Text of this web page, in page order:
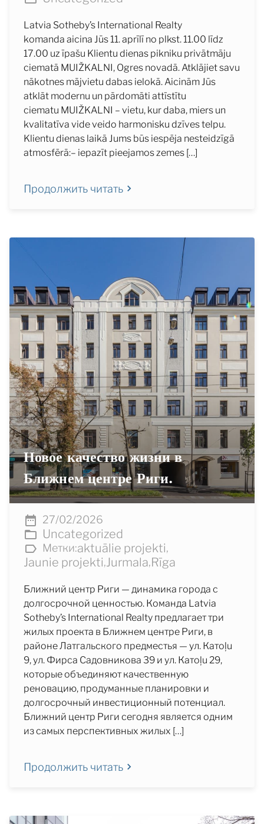
Latvia Sotheby’s International Realty
komanda aicina Jūs 11. aprīlī no plkst. 11.00 līdz
17.00 uz īpašu Klientu dienas pikniku privātmāju
ciematā MUIŽKALNI, Ogres novadā. Atklājiet savu
nākotnes mājvietu dabas ielokā. Aicinām Jūs
atklāt modernu un pārdomāti attīstītu
ciematu MUIŽKALNI – vietu, kur daba, miers un
kvalitatīva vide veido harmonisku dzīves telpu.
Klientu dienas laikā Jums būs iespēja nesteidzīgā
atmosfērā:– iepazīt pieejamos zemes […]
Продолжить читать
Новое качество жизни в
Ближнем центре Риги.
27/02/2026
Uncategorized
Метки:aktuālie projekti,
Jaunie projekti,Jurmala,Rīga
Ближний центр Риги — динамика города с
долгосрочной ценностью. Команда Latvia
Sotheby’s International Realty предлагает три
жилых проекта в Ближнем центре Риги, в
районе Латгальского предместья — ул. Катоļu
9, ул. Фирса Садовникова 39 и ул. Катоļu 29,
которые объединяют качественную
реновацию, продуманные планировки и
долгосрочный инвестиционный потенциал.
Ближний центр Риги сегодня является одним
из самых перспективных жилых […]
Продолжить читать